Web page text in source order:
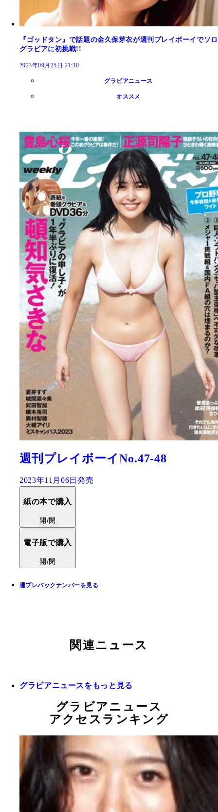
『ゴッドタン』で話題の金久保芽衣が週刊プレイボーイでソロ
グラビアに初挑戦!!
2023年09月25日 21:30
グラビアニュース
オススメ
週刊プレイボーイNo.47-48
2023年11月06日発売
紙の本で購入
開/閉
電子版で購入
開/閉
週プレバックナンバーを見る
関連ニュース
グラビアニュースをもっと見る
グラビアニュース
アクセスランキング